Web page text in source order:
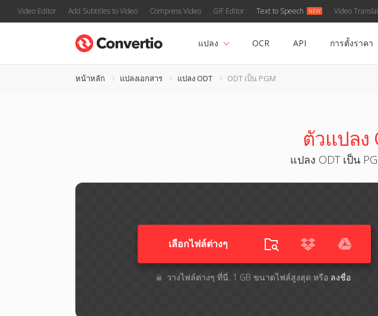
Video Editor Add Subtitles to Video Compress Video GIF Editor Text to Speech Video
แปลง OCR API การตั้งราคา
หน้าหลัก แปลงเอกสาร แปลง ODT ODT เป็น PGM
ตัวแปลง
แปลง ODT เป็น
เลือกไฟล์ต่างๆ​
วางไฟล์ต่างๆ​ ที่นี่. 1 GB ขนาดไฟล์สูงสุด หรือ ลงชื่อ